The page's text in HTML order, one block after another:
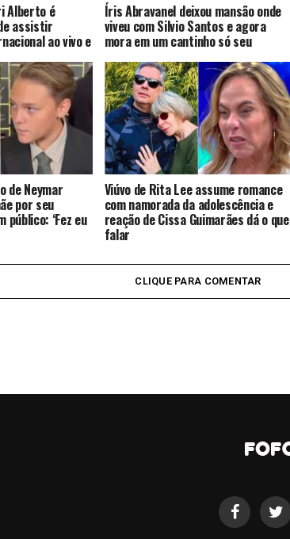
Alberto é
assistir
ao vivo e
Íris Abravanel deixou mansão onde
viveu com Silvio Santos e agora
mora em um cantinho só seu
de Neymar
por seu
‘Fez eu
Viúvo de Rita Lee assume romance
com namorada da adolescência e
reação de Cissa Guimarães dá o que
falar
CLIQUE PARA COMENTAR